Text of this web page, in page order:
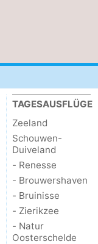
TAGESAUSFLÜGE
Zeeland
Schouwen-
Duiveland
- Renesse
- Brouwershaven
- Bruinisse
- Zierikzee
- Natur
Oosterschelde